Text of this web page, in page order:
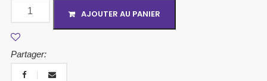
AJOUTER AU PANIER
Partager: